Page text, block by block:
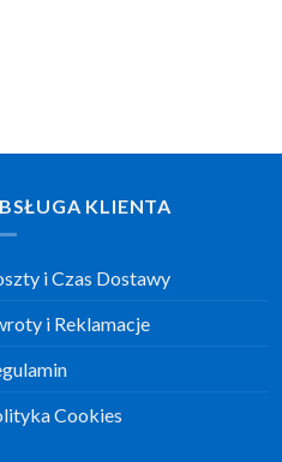
KLIENTA
i Czas Dostawy
i Reklamacje
Cookies